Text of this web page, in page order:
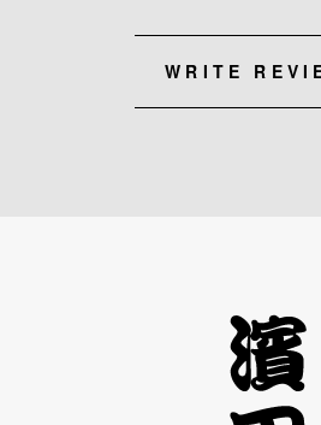
WRITE